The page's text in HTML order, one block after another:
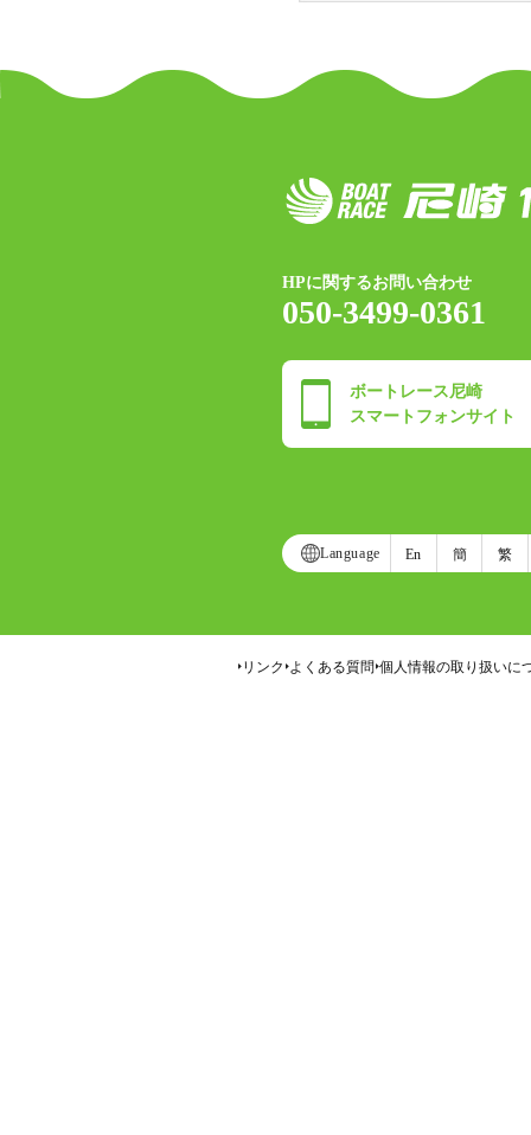
HPに関するお問い合わせ
050-3499-0361
ボートレース尼崎
スマートフォンサイト
Language En 簡 繁
リンク よくある質問 個人情報の取り扱いに